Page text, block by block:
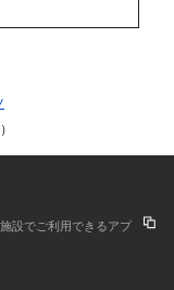
設でご利用できるアプ